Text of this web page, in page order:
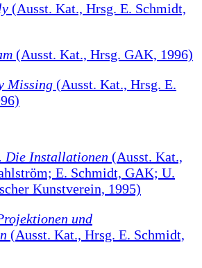
(Ausst. Kat., Hrsg. E. Schmidt,
(Ausst. Kat., Hrsg. GAK, 1996)
Missing (Ausst. Kat., Hrsg. E.
Die Installationen (Ausst. Kat.,
E. Schmidt, GAK; U.
Kunstverein, 1995)
und
(Ausst. Kat., Hrsg. E. Schmidt,